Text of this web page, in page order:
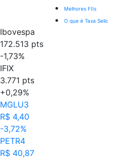
Melhores FIIs
O que é Taxa Selic
Ibovespa
172.513 pts
-1,73%
IFIX
3.771 pts
+0,29%
MGLU3
R$ 4,40
-3,72%
PETR4
R$ 40,87